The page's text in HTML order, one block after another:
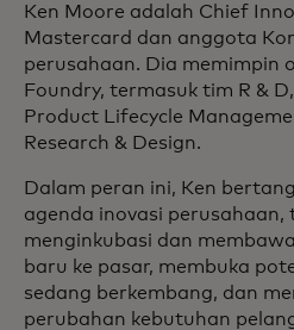
Ken Moore adalah Chief
Mastercard dan anggota
perusahaan. Dia memimpin
Foundry, termasuk tim R &
Product Lifecycle
Research & Design.
Dalam peran ini, Ken
agenda inovasi perusahaan,
menginkubasi dan
baru ke pasar, membuka
sedang berkembang, dan
perubahan kebutuhan